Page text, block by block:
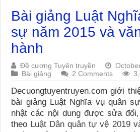
Bài giảng Luật
sự năm 2015 và
hành
Đề cương Tuyên truyền
Bài giảng
2 Comments
Decuongtuyentruyen.com giới
bài giảng Luật Nghĩa vụ quân
nhật các nội dung được sửa
theo Luật Dân quân tự vệ 2019